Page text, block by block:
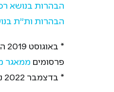
הבהרות בנושא
הבהרות ות"ת
* באוגוסט 2019 הוסרו מהרשימה המאגרים
פרסומים ממאגר
* בדצמבר 2022 נוסף לרשימה מאגר